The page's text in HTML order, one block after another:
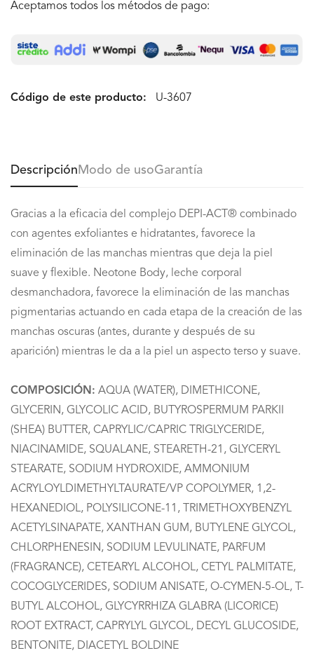
Aceptamos todos los métodos de pago:
Código de este producto: U-3607
Descripción Modo de usoGarantía
Gracias a la eficacia del complejo DEPI-ACT® combinado
con agentes exfoliantes e hidratantes, favorece la
eliminación de las manchas mientras que deja la piel
suave y flexible. Neotone Body, leche corporal
desmanchadora, favorece la eliminación de las manchas
pigmentarias actuando en cada etapa de la creación de las
manchas oscuras (antes, durante y después de su
aparición) mientras le da a la piel un aspecto terso y suave.
COMPOSICIÓN: AQUA (WATER), DIMETHICONE,
GLYCERIN, GLYCOLIC ACID, BUTYROSPERMUM PARKII
(SHEA) BUTTER, CAPRYLIC/CAPRIC TRIGLYCERIDE,
NIACINAMIDE, SQUALANE, STEARETH-21, GLYCERYL
STEARATE, SODIUM HYDROXIDE, AMMONIUM
ACRYLOYLDIMETHYLTAURATE/VP COPOLYMER, 1,2-
HEXANEDIOL, POLYSILICONE-11, TRIMETHOXYBENZYL
ACETYLSINAPATE, XANTHAN GUM, BUTYLENE GLYCOL,
CHLORPHENESIN, SODIUM LEVULINATE, PARFUM
(FRAGRANCE), CETEARYL ALCOHOL, CETYL PALMITATE,
COCOGLYCERIDES, SODIUM ANISATE, O-CYMEN-5-OL, T-
BUTYL ALCOHOL, GLYCYRRHIZA GLABRA (LICORICE)
ROOT EXTRACT, CAPRYLYL GLYCOL, DECYL GLUCOSIDE,
BENTONITE, DIACETYL BOLDINE